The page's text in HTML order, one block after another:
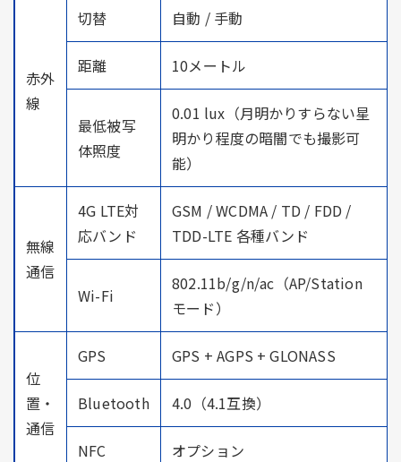
赤外
線
切替 自動 / 手動
距離 10メートル
最低被写
体照度
0.01 lux（月明かりすらない星
明かり程度の暗闇でも撮影可
能）
無線
通信
4G LTE対
応バンド
GSM / WCDMA / TD / FDD /
TDD-LTE 各種バンド
Wi-Fi
802.11b/g/n/ac（AP/Station
モード）
位
置・
通信
GPS GPS + AGPS + GLONASS
Bluetooth 4.0（4.1互換）
NFC オプション